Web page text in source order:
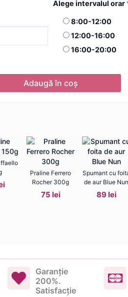
Alege intervalul orar
8:00-12:00
12:00-16:00
16:00-20:00
Adaugă în coș
Praline Ferrero
Rocher 300g
75 lei
Spumant cu
de aur Blue Nun
89 lei
Garanţie
200%.
Satisfacţie